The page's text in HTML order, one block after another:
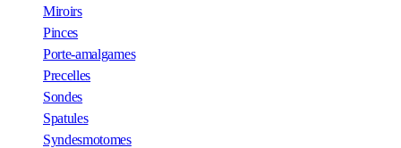
Miroirs
Pinces
Porte-amalgames
Precelles
Sondes
Spatules
Syndesmotomes